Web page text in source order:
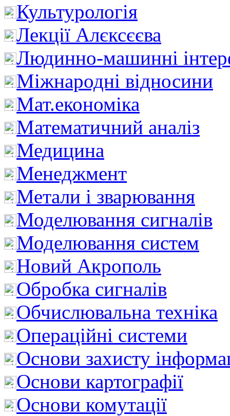
Культурологія
Лекції Алєксєєва
Людинно-машинні
Міжнародні відносини
Мат.економіка
Математичний аналіз
Медицина
Менеджмент
Метали і зварювання
Моделювання сигналів
Моделювання систем
Новий Акрополь
Обробка сигналів
Обчислювальна техніка
Операційні системи
Основи захисту
Основи картографії
Основи комутації